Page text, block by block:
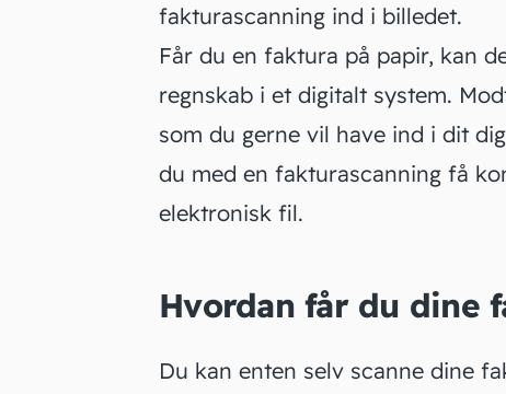
fakturascanning ind i billedet.
Får du en faktura på papir, kan
regnskab i et digitalt system.
som du gerne vil have ind i dit
du med en fakturascanning få
elektronisk fil.
Hvordan får du dine
Du kan enten selv scanne dine